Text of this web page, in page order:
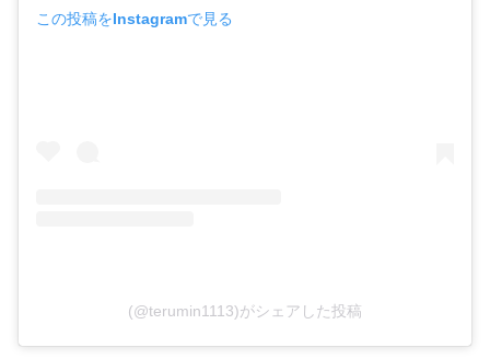
この投稿をInstagramで見る
(@terumin1113)がシェアした投稿